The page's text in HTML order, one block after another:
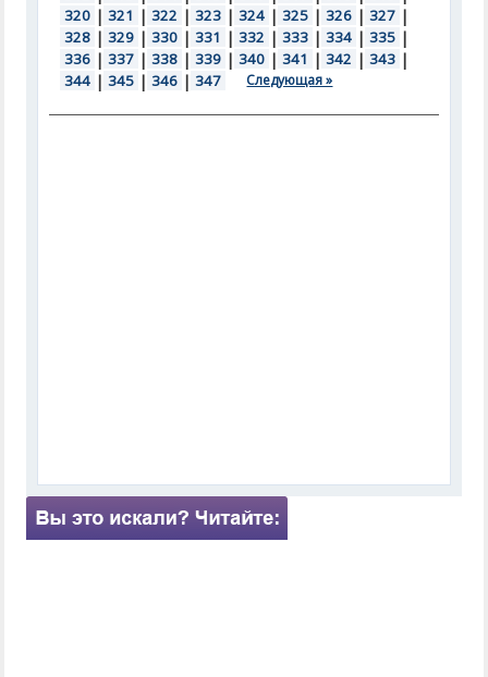
320 | 321 | 322 | 323 | 324 | 325 | 326 | 327 |
328 | 329 | 330 | 331 | 332 | 333 | 334 | 335 |
336 | 337 | 338 | 339 | 340 | 341 | 342 | 343 |
344 | 345 | 346 | 347 Следующая »